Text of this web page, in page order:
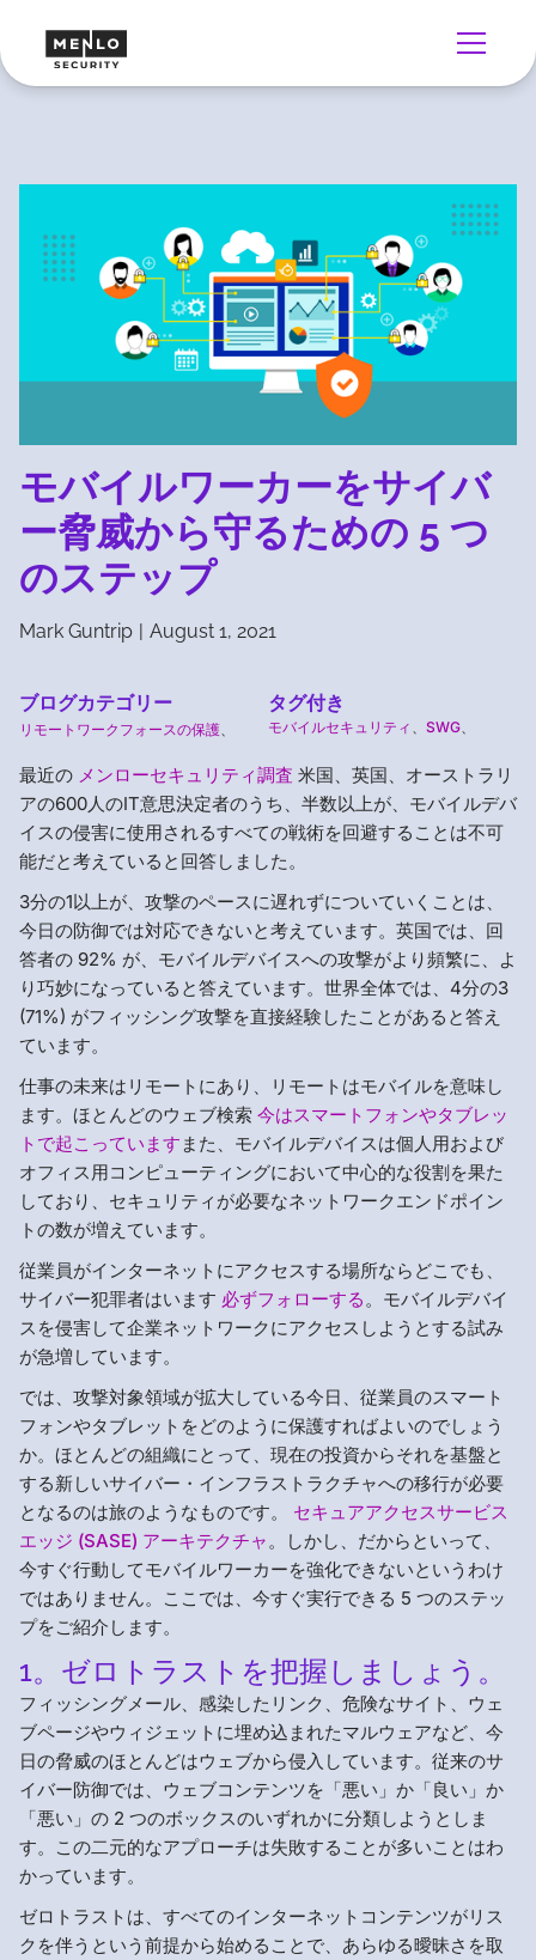
モバイルワーカーをサイバ
ー脅威から守るための 5 つ
のステップ
Mark Guntrip | August 1, 2021
ブログカテゴリー
リモートワークフォースの保護
タグ付き
モバイルセキュリティ SWG
最近の メンローセキュリティ調査 米国、英国、オーストラリ
アの600人のIT意思決定者のうち、半数以上が、モバイルデバ
イスの侵害に使用されるすべての戦術を回避することは不可
能だと考えていると回答しました。
3分の1以上が、攻撃のペースに遅れずについていくことは、
今日の防御では対応できないと考えています。英国では、回
答者の 92% が、モバイルデバイスへの攻撃がより頻繁に、よ
り巧妙になっていると答えています。世界全体では、4分の3
(71%) がフィッシング攻撃を直接経験したことがあると答え
ています。
仕事の未来はリモートにあり、リモートはモバイルを意味し
ます。ほとんどのウェブ検索 今はスマートフォンやタブレッ
トで起こっています また、モバイルデバイスは個人用および
オフィス用コンピューティングにおいて中心的な役割を果た
しており、セキュリティが必要なネットワークエンドポイン
トの数が増えています。
従業員がインターネットにアクセスする場所ならどこでも、
サイバー犯罪者はいます 必ずフォローする。モバイルデバイ
スを侵害して企業ネットワークにアクセスしようとする試み
が急増しています。
では、攻撃対象領域が拡大している今日、従業員のスマート
フォンやタブレットをどのように保護すればよいのでしょう
か。ほとんどの組織にとって、現在の投資からそれを基盤と
する新しいサイバー・インフラストラクチャへの移行が必要
となるのは旅のようなものです。 セキュアアクセスサービス
エッジ (SASE) アーキテクチャ。しかし、だからといって、
今すぐ行動してモバイルワーカーを強化できないというわけ
ではありません。ここでは、今すぐ実行できる 5 つのステッ
プをご紹介します。
1。ゼロトラストを把握しましょう。
フィッシングメール、感染したリンク、危険なサイト、ウェ
ブページやウィジェットに埋め込まれたマルウェアなど、今
日の脅威のほとんどはウェブから侵入しています。従来のサ
イバー防御では、ウェブコンテンツを「悪い」か「良い」か
「悪い」の 2 つのボックスのいずれかに分類しようとしま
す。この二元的なアプローチは失敗することが多いことはわ
かっています。
ゼロトラストは、すべてのインターネットコンテンツがリス
クを伴うという前提から始めることで、あらゆる曖昧さを取